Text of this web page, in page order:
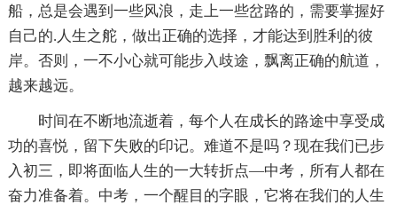
船，总是会遇到一些风浪，走上一些岔路的，需要掌握好
自己的.人生之舵，做出正确的选择，才能达到胜利的彼
岸。否则，一不小心就可能步入歧途，飘离正确的航道，
越来越远。
时间在不断地流逝着，每个人在成长的路途中享受成
功的喜悦，留下失败的印记。难道不是吗？现在我们已步
入初三，即将面临人生的一大转折点—中考，所有人都在
奋力准备着。中考，一个醒目的字眼，它将在我们的人生